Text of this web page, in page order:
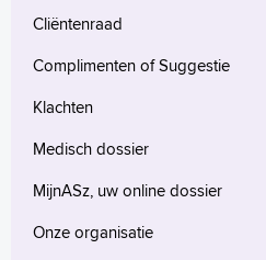
Cliëntenraad
Complimenten of Suggestie
Klachten
Medisch dossier
MijnASz, uw online dossier
Onze organisatie